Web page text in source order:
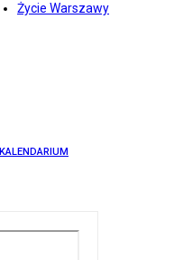
Życie Warszawy
KALENDARIUM